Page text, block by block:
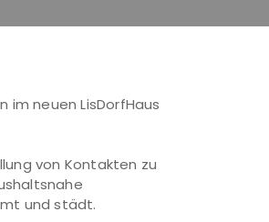
im neuen LisDorfHaus
von Kontakten zu
und städt.